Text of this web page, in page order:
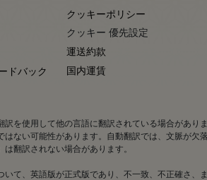
ドバック
クッキーポリシー
クッキー 優先設定
運送約款
国内運賃
訳を使用して他の言語に翻訳されている場合があ
はない可能性があります。自動翻訳では、文脈が
翻訳されない場合があります。
いて、英語版が正式版であり、不一致、不正確さ